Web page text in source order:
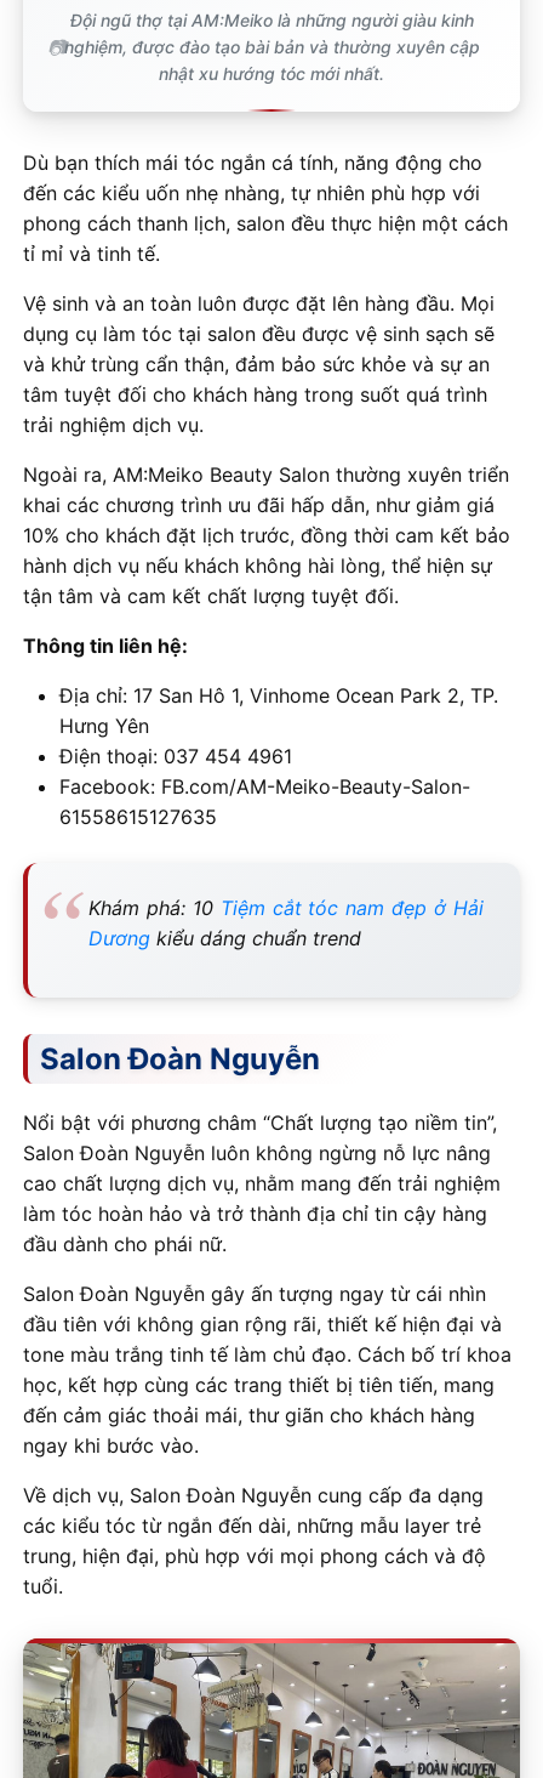
Đội ngũ thợ tại AM:Meiko là những người giàu kinh
nghiệm, được đào tạo bài bản và thường xuyên cập
nhật xu hướng tóc mới nhất.
Dù bạn thích mái tóc ngắn cá tính, năng động cho
đến các kiểu uốn nhẹ nhàng, tự nhiên phù hợp với
phong cách thanh lịch, salon đều thực hiện một cách
tỉ mỉ và tinh tế.
Vệ sinh và an toàn luôn được đặt lên hàng đầu. Mọi
dụng cụ làm tóc tại salon đều được vệ sinh sạch sẽ
và khử trùng cẩn thận, đảm bảo sức khỏe và sự an
tâm tuyệt đối cho khách hàng trong suốt quá trình
trải nghiệm dịch vụ.
Ngoài ra, AM:Meiko Beauty Salon thường xuyên triển
khai các chương trình ưu đãi hấp dẫn, như giảm giá
10% cho khách đặt lịch trước, đồng thời cam kết bảo
hành dịch vụ nếu khách không hài lòng, thể hiện sự
tận tâm và cam kết chất lượng tuyệt đối.
Thông tin liên hệ:
Địa chỉ: 17 San Hô 1, Vinhome Ocean Park 2, TP.
Hưng Yên
Điện thoại: 037 454 4961
Facebook: FB.com/AM-Meiko-Beauty-Salon-
61558615127635
Khám phá: 10 Tiệm cắt tóc nam đẹp ở Hải
Dương kiểu dáng chuẩn trend
Salon Đoàn Nguyễn
Nổi bật với phương châm “Chất lượng tạo niềm tin”,
Salon Đoàn Nguyễn luôn không ngừng nỗ lực nâng
cao chất lượng dịch vụ, nhằm mang đến trải nghiệm
làm tóc hoàn hảo và trở thành địa chỉ tin cậy hàng
đầu dành cho phái nữ.
Salon Đoàn Nguyễn gây ấn tượng ngay từ cái nhìn
đầu tiên với không gian rộng rãi, thiết kế hiện đại và
tone màu trắng tinh tế làm chủ đạo. Cách bố trí khoa
học, kết hợp cùng các trang thiết bị tiên tiến, mang
đến cảm giác thoải mái, thư giãn cho khách hàng
ngay khi bước vào.
Về dịch vụ, Salon Đoàn Nguyễn cung cấp đa dạng
các kiểu tóc từ ngắn đến dài, những mẫu layer trẻ
trung, hiện đại, phù hợp với mọi phong cách và độ
tuổi.